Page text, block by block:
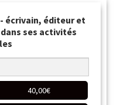
écrivain, éditeur et
ses activités
40,00€